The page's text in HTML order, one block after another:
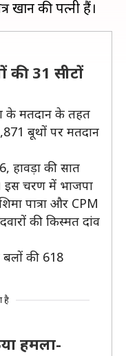
की 31 सीटों
के मतदान के तहत
बूथों पर मतदान
हावड़ा की सात
इस चरण में भाजपा
पात्रा और CPM
की किस्मत दांव
बलों की 618
है
हमला-